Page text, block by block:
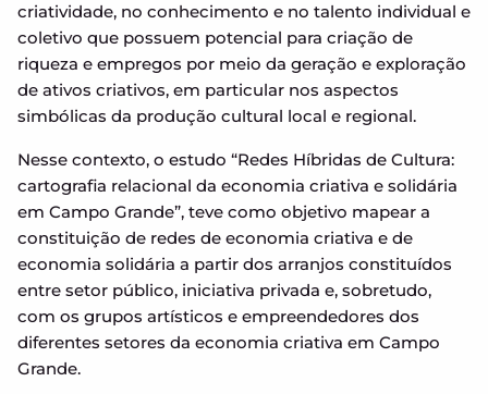
criatividade, no conhecimento e no talento individual e
coletivo que possuem potencial para criação de
riqueza e empregos por meio da geração e exploração
de ativos criativos, em particular nos aspectos
simbólicas da produção cultural local e regional.
Nesse contexto, o estudo “Redes Híbridas de Cultura:
cartografia relacional da economia criativa e solidária
em Campo Grande”, teve como objetivo mapear a
constituição de redes de economia criativa e de
economia solidária a partir dos arranjos constituídos
entre setor público, iniciativa privada e, sobretudo,
com os grupos artísticos e empreendedores dos
diferentes setores da economia criativa em Campo
Grande.